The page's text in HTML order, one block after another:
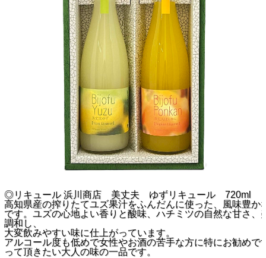
◎リキュール 浜川商店 美丈夫 ゆずリキュール 720ml
高知県産の搾りたてユズ果汁をふんだんに使った、風味豊か
です。ユズの心地よい香りと酸味、ハチミツの自然な甘さ、
調和し、
大変飲みやすい味に仕上がっています。
アルコール度も低めで女性やお酒の苦手な方に特にお勧めで
って頂きたい大人の味の一品です。